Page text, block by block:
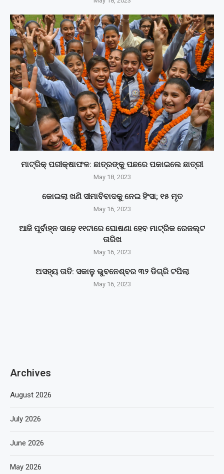
ମାଟ୍ରିକ୍‌ ପରୀକ୍ଷାଫଳ: ଛାତ୍ରଙ୍କୁ ପଛରେ ପକାଇଲେ ଛାତ୍ରୀ
May 18, 2023
କୋଇଲା ଖଣି ସୀମାବିବାଦକୁ ନେଇ ହିଂସା; ୧୫ ମୃତ
May 16, 2023
ଆଜି ପୂର୍ବାହ୍ନ ସାଢ଼େ ୧୧ଟାରେ ଘୋଷଣା ହେବ ମାଟ୍ରିକ ରେଜଲ୍ଟ
ତାରିଖ
May 16, 2023
ଅସହ୍ୟ ତାତି: ସକାଳୁ ଭୁବନେଶ୍ବର ୩୨ ଡିଗ୍ରି ଟପିଲା
May 16, 2023
Archives
August 2026
July 2026
June 2026
May 2026